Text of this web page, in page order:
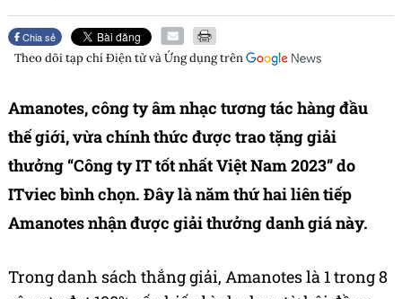
Chia sẻ
Theo dõi tạp chíĐiện tử và Ứng dụngtrên
Amanotes, công ty âm nhạc tương tác hàng đầu
thế giới, vừa chính thức được trao tặng giải
thưởng “Công ty IT tốt nhất Việt Nam 2023” do
ITviec bình chọn. Đây là năm thứ hai liên tiếp
Amanotes nhận được giải thưởng danh giá này.
Trong danh sách thắng giải, Amanotes là 1 trong 8